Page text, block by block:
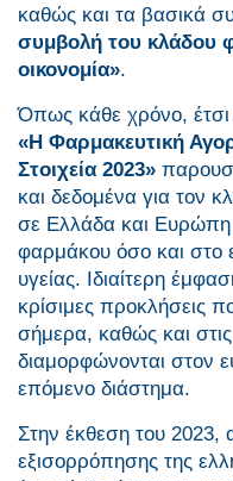
καθώς και τα βασικά
συμβολή του κλάδου
οικονομία».
Όπως κάθε χρόνο, έτσι
«Η Φαρμακευτική
Στοιχεία 2023»
και δεδομένα για τον
σε Ελλάδα και
φαρμάκου όσο και στο
υγείας. Ιδιαίτερη
κρίσιμες προκλήσεις
σήμερα, καθώς και
διαμορφώνονται στον
επόμενο διάστημα.
Στην έκθεση του
εξισορρόπησης της